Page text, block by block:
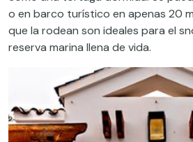
o en barco turístico en apenas 20
que la rodean son ideales para el
reserva marina llena de vida.